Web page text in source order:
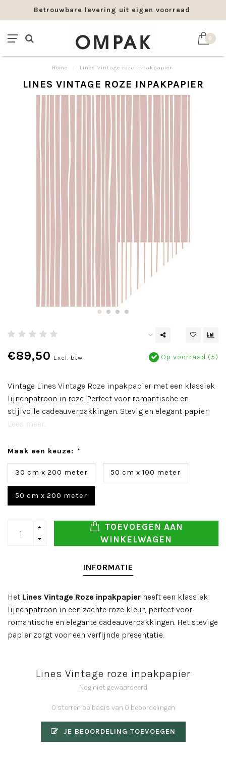
Betrouwbare levering uit eigen voorraad
0
Home Lines Vintage roze inpakpapier
LINES VINTAGE ROZE INPAKPAPIER
€89,50 Excl. btw Op voorraad (5)
Vintage Lines Vintage Roze inpakpapier met een klassiek
lijnenpatroon in roze. Perfect voor romantische en
stijlvolle cadeauverpakkingen. Stevig en elegant papier.
Lees meer..
Maak een keuze: *
30 cm x 200 meter 50 cm x 100 meter
50 cm x 200 meter
TOEVOEGEN AAN
WINKELWAGEN
INFORMATIE
Het Lines Vintage Roze inpakpapier heeft een klassiek
lijnenpatroon in een zachte roze kleur, perfect voor
romantische en elegante cadeauverpakkingen. Het stevige
papier zorgt voor een verfijnde presentatie.
Lines Vintage roze inpakpapier
Nog niet gewaardeerd
0 sterren op basis van 0 beoordelingen
JE BEOORDELING TOEVOEGEN